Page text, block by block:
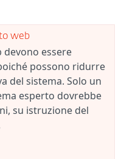
web
devono essere
possono ridurre
del sistema. Solo un
esperto dovrebbe
su istruzione del